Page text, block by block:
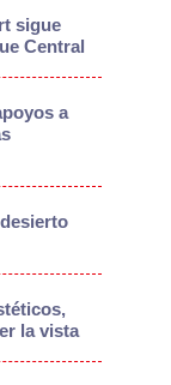
sigue
Central
a
la vista